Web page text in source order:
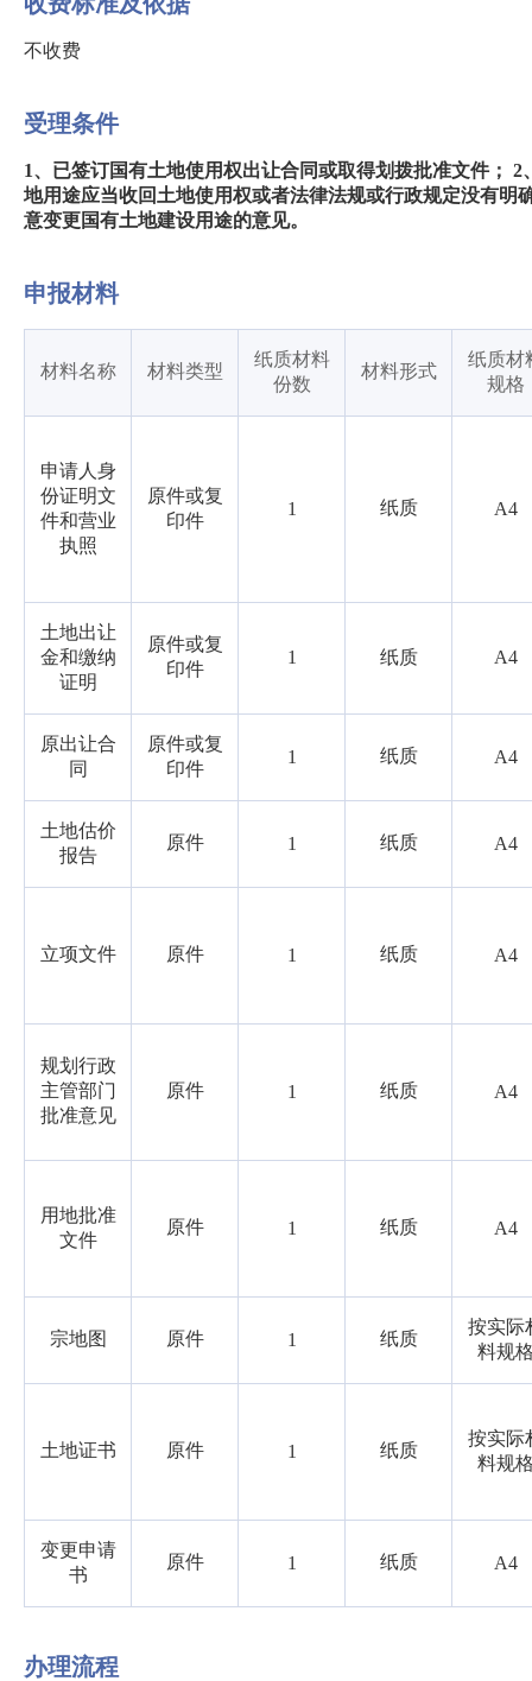
不收费
受理条件
1、已签订国有土地使用权出让合同或取得划拨批准文件；
地用途应当收回土地使用权或者法律法规或行政规定没有
意变更国有土地建设用途的意见。
申报材料
材料名称 材料类型
纸质材料
份数
材料形式
纸质材
规格
申请人身
份证明文
件和营业
执照
原件或复
印件
1 纸质 A4
土地出让
金和缴纳
证明
原件或复
印件
1 纸质 A4
原出让合
同
原件或复
印件
1 纸质 A4
土地估价
报告
原件 1 纸质 A4
立项文件 原件 1 纸质 A4
规划行政
主管部门
批准意见
原件 1 纸质 A4
用地批准
文件
原件 1 纸质 A4
宗地图 原件 1 纸质
按实际
料规
土地证书 原件 1 纸质
按实际
料规
变更申请
书
原件 1 纸质 A4
办理流程